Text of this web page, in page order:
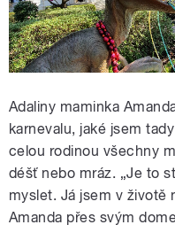
Adaliny maminka
karnevalu, jaké jsem
celou rodinou všechny
déšť nebo mráz. „Je to
myslet. Já jsem v životě
Amanda přes svým